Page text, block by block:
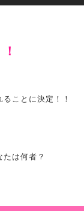
ことに決定！！
は何者？